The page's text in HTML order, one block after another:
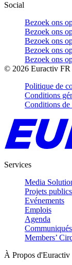
Social
Bezoek ons
Bezoek ons
Bezoek ons
Bezoek ons
Bezoek ons
© 2026 Euractiv FR
Politique de
Conditions
Conditions de
Services
Media
Projets
Evénements
Emplois
Agenda
Members’
À Propos d'Euractiv